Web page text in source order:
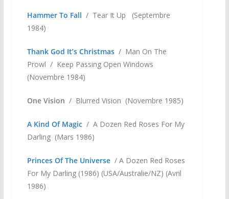
Hammer To Fall / Tear It Up (Septembre
1984)
Thank God It’s Christmas / Man On The
Prowl / Keep Passing Open Windows
(Novembre 1984)
One Vision / Blurred Vision (Novembre 1985)
A Kind Of Magic / A Dozen Red Roses For My
Darling (Mars 1986)
Princes Of The Universe/ A Dozen Red Roses
For My Darling (1986) (USA/Australie/NZ) (Avril
1986)